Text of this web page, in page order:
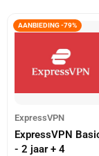
AANBIEDING -79%
ExpressVPN
ExpressVPN
- 2 jaar + 4